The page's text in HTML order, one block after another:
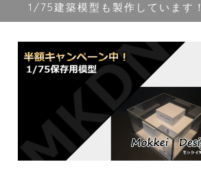
1/75建築模型も製作しています！